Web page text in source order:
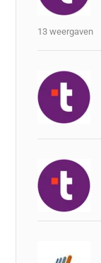
13 weergaven